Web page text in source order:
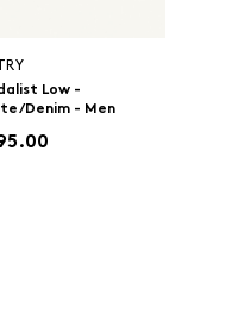
Low -
Denim - Men